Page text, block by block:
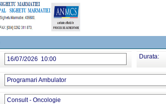
16/07/2026 10:00 Durata:
Programari Ambulator
Consult - Oncologie